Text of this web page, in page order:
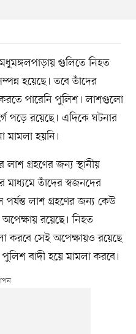
গুলিতে নিহত
হয়েছে। তবে তাঁদের
করতে পারেনি পুলিশ। লাশগুলো
পড়ে রয়েছে। এদিকে ঘটনার
হয়নি।
গ্রহণের জন্য স্থানীয়
মাধ্যমে তাঁদের স্বজনদের
লাশ গ্রহণের জন্য কেউ
রয়েছে। নিহত
করবে সেই অপেক্ষায়ও রয়েছে
বাদী হয়ে মামলা করবে।